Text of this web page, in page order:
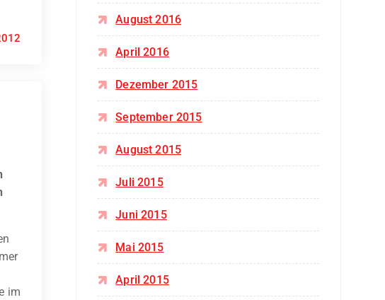
im
August 2016
April 2016
Dezember 2015
September 2015
August 2015
Juli 2015
Juni 2015
Mai 2015
April 2015